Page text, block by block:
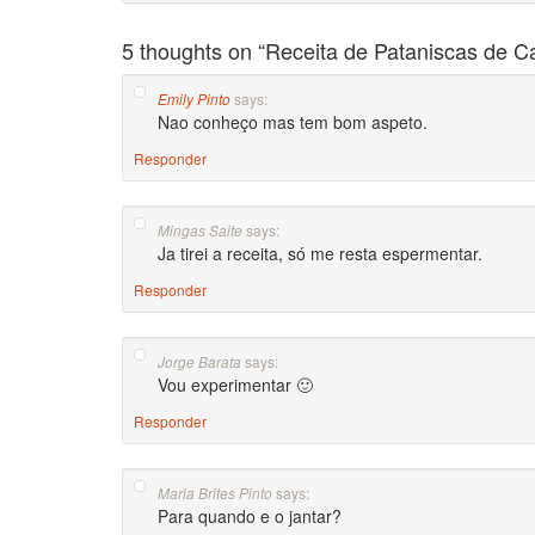
5 thoughts on “Receita de Pataniscas de
Emily Pintosays:
Nao conheço mas tem bom aspeto.
Responder
Mingas Saite says:
Ja tirei a receita, só me resta espermentar.
Responder
Jorge Barata says:
Vou experimentar 🙂
Responder
Maria Brites Pinto says:
Para quando e o jantar?